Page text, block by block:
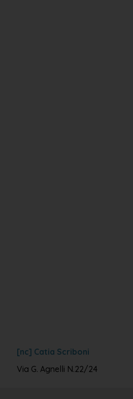
[nc] Catia Scriboni
Via G. Agnelli N.22/24